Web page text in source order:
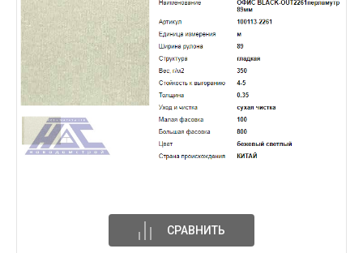
СРАВНИТЬ